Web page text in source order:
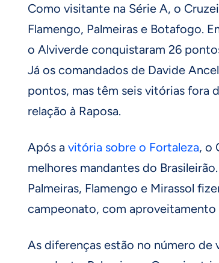
Como visitante na Série A, o
Flamengo, Palmeiras e Botafogo.
o Alviverde conquistaram 26
Já os comandados de Davide
pontos, mas têm seis vitórias fora
relação à Raposa.
Após a vitória sobre o Fortaleza, o
melhores mandantes do
Palmeiras, Flamengo e Mirassol
campeonato, com aproveitamento
As diferenças estão no número